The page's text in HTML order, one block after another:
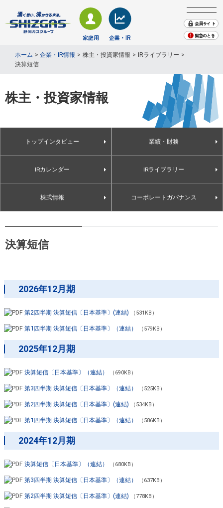
家庭用
家庭用のお客さま − TOP
ガス
くらしサービス
その他
ガス機器・設備
お近くの静岡ガス
業務用・産業用のお客さま − TOP
ガス
エネルギーソリューション
その他
業務用ガス機器情報
天然ガスのご案内
企業・IR
企業・IR情報 − TOP
会社案内
サステナビリティ
会員サイト
緊急のとき
株主・投資家情報
業務用・産業用のお客さま
プレスリリース・お知らせ
ホーム 企業・IR情報 株主・投資家情報
IRライブラリー
決算短信
株主・投資家情報
トップインタビュー 業績・財務
IRカレンダー IRライブラリー
有価証券報告書・四半期報告書
株式情報 コーポレートガバナンス
決算短信
2026年12月期
第2四半期 決算短信〔日本基準〕(連結) （531KB）
第1四半期 決算短信〔日本基準〕（連結） （579KB）
2025年12月期
決算短信〔日本基準〕（連結） （690KB）
第3四半期 決算短信〔日本基準〕（連結） （525KB）
第2四半期 決算短信〔日本基準〕(連結) （534KB）
第1四半期 決算短信〔日本基準〕（連結） （586KB）
2024年12月期
決算短信〔日本基準〕（連結） （680KB）
第3四半期 決算短信〔日本基準〕（連結） （637KB）
第2四半期 決算短信〔日本基準〕(連結) （778KB）